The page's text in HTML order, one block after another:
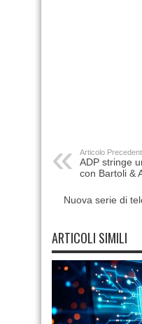
Articolo
ADP stringe
con Bartoli &
Nuova serie di
ARTICOLI SIMILI